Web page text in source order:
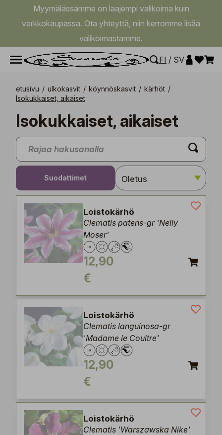
Myymälässämme on laajempi valikoima kuin
verkkokaupassa. Ota yhteyttä, niin kerromme lisää
valikoimastamme.
FI / SV
etusivu / ulkokasvit / köynnöskasvit / kärhöt /
Isokukkaiset, aikaiset
Isokukkaiset, aikaiset
Suodattimet
Loistokärhö
Clematis patens-gr 'Nelly
Moser'
12,90
€
Loistokärhö
Clematis languinosa-gr
'Madame le Coultre'
12,90
€
Loistokärhö
Clematis 'Warszawska Nike'